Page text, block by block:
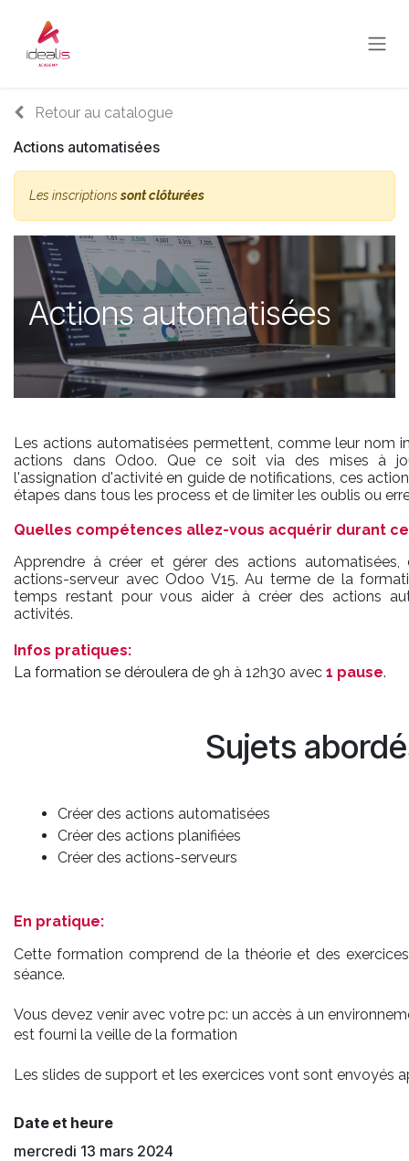
Retour au catalogue
Actions automatisées
Les inscriptionssont clôturées
Actions automatisées
Les actions automatisées permettent, comme leur nom
actions dans Odoo. Que ce soit via des mises à
l'assignation d'activité en guide de notifications, ces
étapes dans tous les process et de limiter les oublis ou
Quelles compétences allez-vous acquérir durant
Apprendre à créer et gérer des actions
actions-serveur avec Odoo V15. Au terme de la
temps restant pour vous aider à créer des actions
activités.
Infos pratiques:
La formation se déroulera de 9h à 12h30 avec 1 pause.
Sujets
Créer des actions automatisées
Créer des actions planifiées
Créer des actions-serveurs
En pratique:
Cette formation comprend de la théorie et des
séance.
Vous devez venir avec votre pc: un accès à un
est fourni la veille de la formation
Les slides de support et les exercices vont sont envoyés
Date et heure
mercredi 13 mars 2024